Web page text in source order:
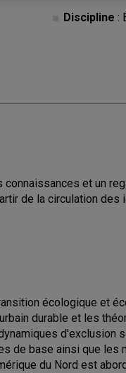
Discipline :
et un
de la circulation
écologique et
durable et les
d'exclusion
de base ainsi que les
du Nord est